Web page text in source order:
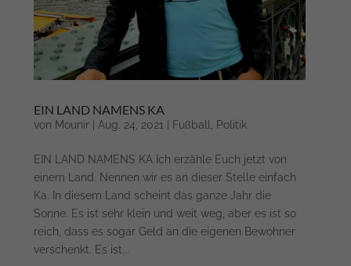
EIN LAND NAMENS KA
von Mounir |Aug. 24, 2021 Fußball, Politik
EIN LAND NAMENS KA Ich erzähle Euch jetzt von
einem Land. Nennen wir es an dieser Stelle einfach
Ka. In diesem Land scheint das ganze Jahr die
Sonne. Es ist sehr klein und weit weg, aber es ist so
reich, dass es sogar Geld an die eigenen Bewohner
verschenkt. Es ist...